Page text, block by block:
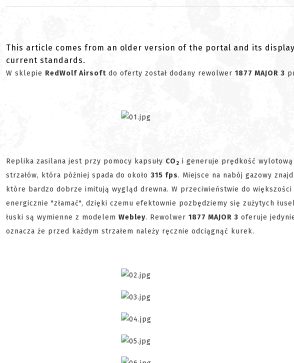
This article comes from an older version of the portal and its
current standards.
W sklepie RedWolf Airsoft do oferty został dodany rewolwer 1877 MAJOR 3
Replika zasilana jest przy pomocy kapsuły CO 2 i generuje prędkość wylotową
strzałów, która później spada do około 315 fps. Miejsce na nabój gazowy
które bardzo dobrze imitują wygląd drewna. W przeciwieństwie do
energicznie "złamać", dzięki czemu efektownie pozbędziemy się zużytych
łuski są wymienne z modelem Webley. Rewolwer 1877 MAJOR 3 oferuje
oznacza że przed każdym strzałem należy ręcznie odciągnąć kurek.